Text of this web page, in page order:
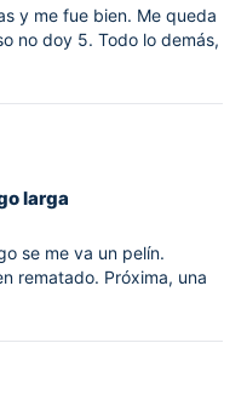
y me fue bien. Me queda
no doy 5. Todo lo demás,
larga
se me va un pelín.
rematado. Próxima, una